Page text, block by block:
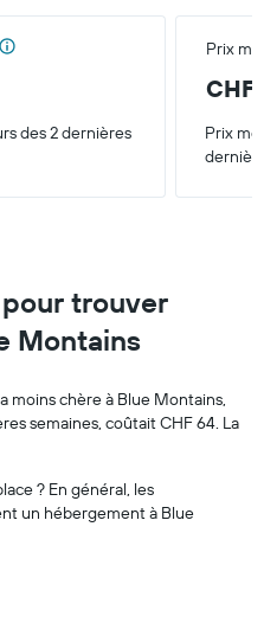
Prix
CHF
des 2 dernières
Prix
trouver
Montains
moins chère à Blue Montains,
semaines, coûtait CHF 64. La
? En général, les
un hébergement à Blue